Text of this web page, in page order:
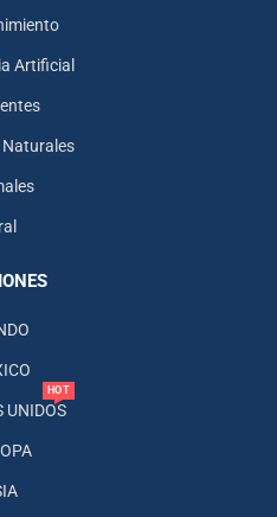
Artificial
Naturales
UNIDOS
HOT